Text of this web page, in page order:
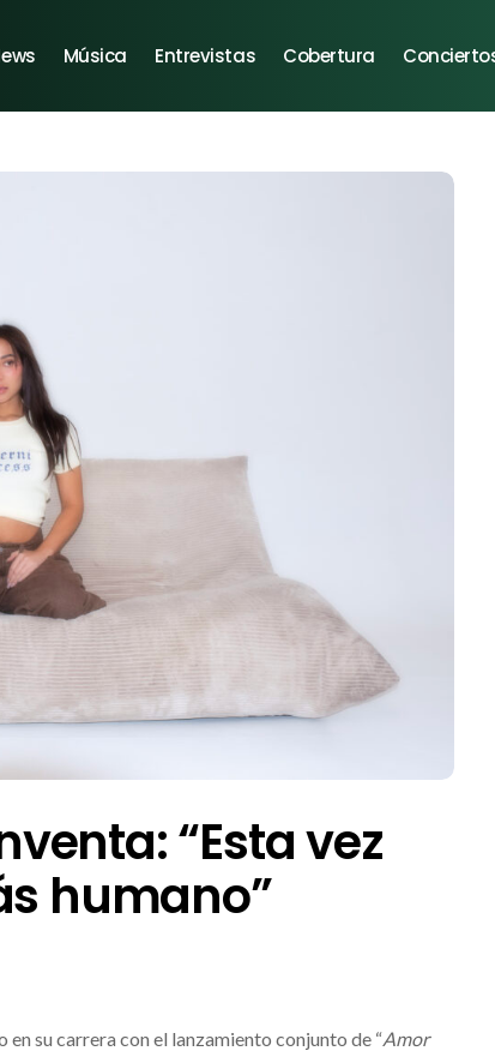
Música Entrevistas Cobertura
“Esta vez
humano”
su carrera con el lanzamiento conjunto de “Amor